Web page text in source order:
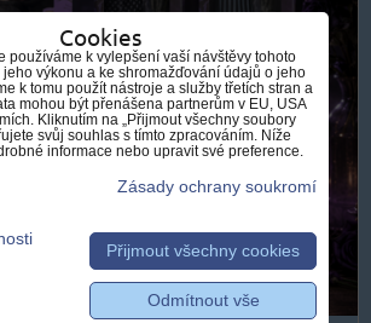
Cookies
používáme k vylepšení vaší návštěvy tohoto
výkonu a ke shromažďování údajů o jeho
k tomu použít nástroje a služby třetích stran a
mohou být přenášena partnerům v EU, USA
Kliknutím na „Přijmout všechny soubory
svůj souhlas s tímto zpracováním. Níže
informace nebo upravit své preference.
Zásady ochrany soukromí
Přijmout všechny cookies
Odmítnout vše